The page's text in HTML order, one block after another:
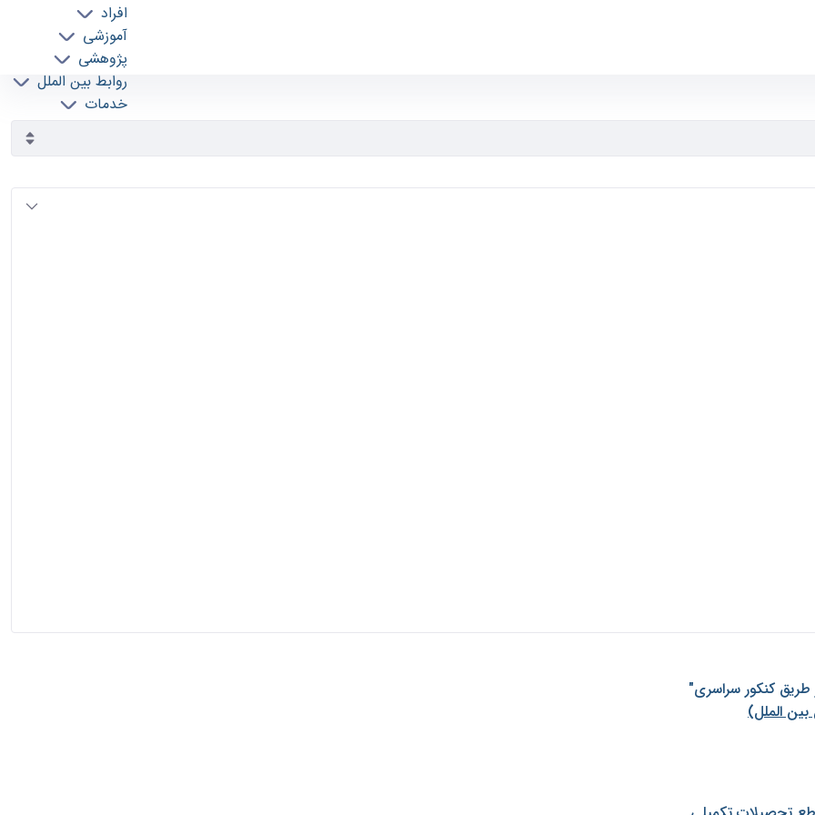
افراد
آموزشی
پژوهشی
روابط بین الملل
خدمات
طريق كنكور سراسری"
الملل)